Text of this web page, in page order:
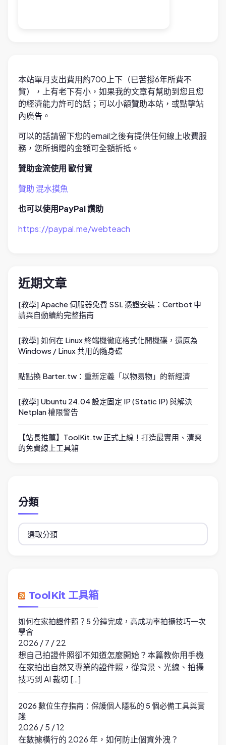
本站單月支出費用約700上下（已苦撐6年所費不
貲），上有老下有小，如果我的文章有幫助到您且您
的經濟能力許可的話；可以小額贊助本站，或點擊站
內廣告。
可以的話請留下您的email之後有提供任何線上收費服
務，您所捐贈的金額可全額折抵。
贊助金流使用 歐付寶
贊助 混水摸魚
也可以使用PayPal 讚助
https://paypal.me/webteach
近期文章
[教學] Apache 伺服器免費 SSL 憑證安裝：Certbot 申
請與自動續約完整指南
[教學] 如何在 Linux 終端機徹底格式化開機碟，還原為
Windows / Linux 共用的隨身碟
點點換 Barter.tw：重新定義「以物易物」的新經濟
[教學] Ubuntu 24.04 設定固定 IP (Static IP) 與解決
Netplan 權限警告
【站長推薦】ToolKit.tw 正式上線！打造最實用、清爽
的免費線上工具箱
分類
分
類
ToolKit 工具箱
如何在家拍證件照？5 分鐘完成，高成功率拍攝技巧一次
學會
2026 / 7 / 22
想自己拍證件照卻不知道怎麼開始？本篇教你用手機
在家拍出自然又專業的證件照，從背景、光線、拍攝
技巧到 AI 裁切 […]
2026 數位生存指南：保護個人隱私的 5 個必備工具與實
踐
2026 / 5 / 12
在數據橫行的 2026 年，如何防止個資外洩？